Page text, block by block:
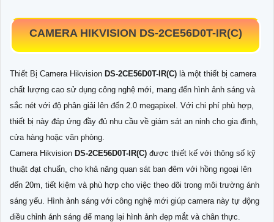
CAMERA HIKVISION DS-2CE56D0T-IR(C)
Thiết Bị Camera Hikvision DS-2CE56D0T-IR(C) là một thiết bị camera
chất lượng cao sử dụng công nghệ mới, mang đến hình ảnh sáng và
sắc nét với độ phân giải lên đến 2.0 megapixel. Với chi phí phù hợp,
thiết bị này đáp ứng đầy đủ nhu cầu về giám sát an ninh cho gia đình,
cửa hàng hoặc văn phòng.
Camera Hikvision DS-2CE56D0T-IR(C) được thiết kế với thông số kỹ
thuật đạt chuẩn, cho khả năng quan sát ban đêm với hồng ngoại lên
đến 20m, tiết kiệm và phù hợp cho việc theo dõi trong môi trường ánh
sáng yếu. Hình ảnh sáng với công nghệ mới giúp camera này tự động
điều chỉnh ánh sáng để mang lại hình ảnh đẹp mắt và chân thực.